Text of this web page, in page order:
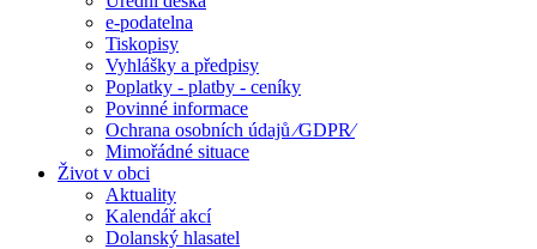
e-podatelna
Tiskopisy
Vyhlášky a předpisy
Poplatky - platby - ceníky
Povinné informace
Ochrana osobních údajů ⁄GDPR⁄
Mimořádné situace
Život v obci
Aktuality
Kalendář akcí
Dolanský hlasatel